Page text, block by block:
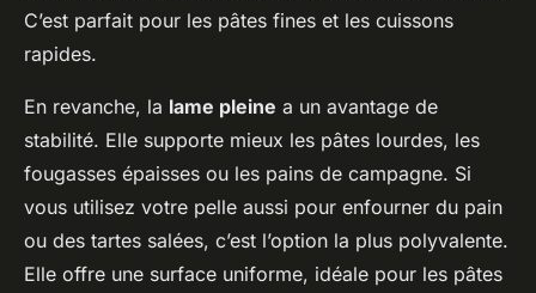
C’est parfait pour les pâtes fines et les cuissons
rapides.
En revanche, la lame pleine a un avantage de
stabilité. Elle supporte mieux les pâtes lourdes, les
fougasses épaisses ou les pains de campagne. Si
vous utilisez votre pelle aussi pour enfourner du pain
ou des tartes salées, c’est l’option la plus polyvalente.
Elle offre une surface uniforme, idéale pour les pâtes